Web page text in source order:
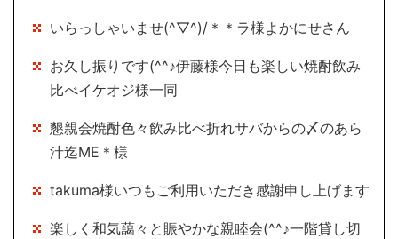
いらっしゃいませ(^▽^)/＊＊ラ様よかにせさん
お久し振りです(^^♪伊藤様今日も楽しい焼酎飲み
比べイケオジ様一同
懇親会焼酎色々飲み比べ折れサバからの〆のあら
汁迄ME＊様
takuma様いつもご利用いただき感謝申し上げます
楽しく和気藹々と賑やかな親睦会(^^♪一階貸し切